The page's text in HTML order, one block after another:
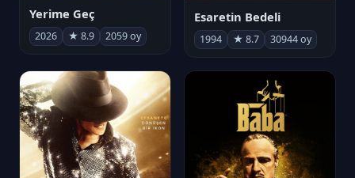
Yerime Geç
2026 ★ 8.9 2059 oy
Esaretin Bedeli
1994 ★ 8.7 30944 oy